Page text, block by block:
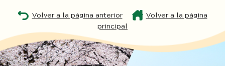
Volver a la página anterior
Volver a la página
principal